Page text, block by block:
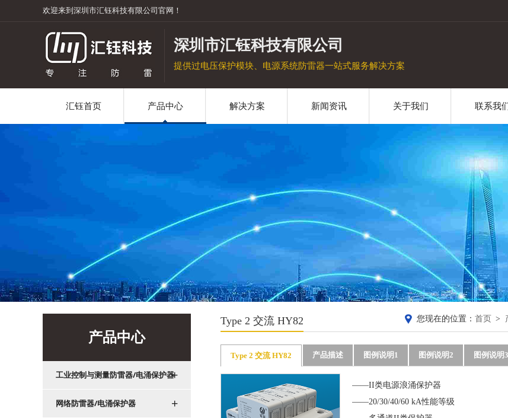
欢迎来到深圳市汇钰科技有限公司官网！
深圳市汇钰科技有限公司
提供过电压保护模块、电源系统防雷器一站式服务解决方案
汇钰首页 产品中心 解决方案 新闻资讯 关于我们 联系我
产品中心
工业控制与测量防雷器/电涌保护器+
网络防雷器/电涌保护器 +
您现在的位置： 首页 >
Type 2 交流 HY82
Type 2 交流 HY82 产品描述 图例说明1 图例说明2 图例说明3
——II类电源浪涌保护器
——20/30/40/60 kA性能等级